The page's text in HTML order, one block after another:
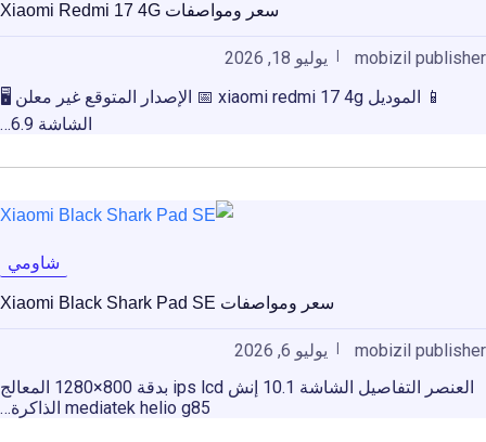
سعر ومواصفات Xiaomi Redmi 17 4G
mobizil publisher
يوليو 18, 2026
📱 الموديل xiaomi redmi 17 4g 📅 الإصدار المتوقع غير معلن 🖥️
الشاشة 6.9…
شاومي
سعر ومواصفات Xiaomi Black Shark Pad SE
mobizil publisher
يوليو 6, 2026
العنصر التفاصيل الشاشة 10.1 إنش ips lcd بدقة 800×1280 المعالج
mediatek helio g85 الذاكرة…